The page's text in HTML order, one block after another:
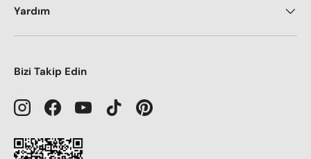
Yardım
Bizi Takip Edin
InstagramFacebookYouTubeTikTokPinterest